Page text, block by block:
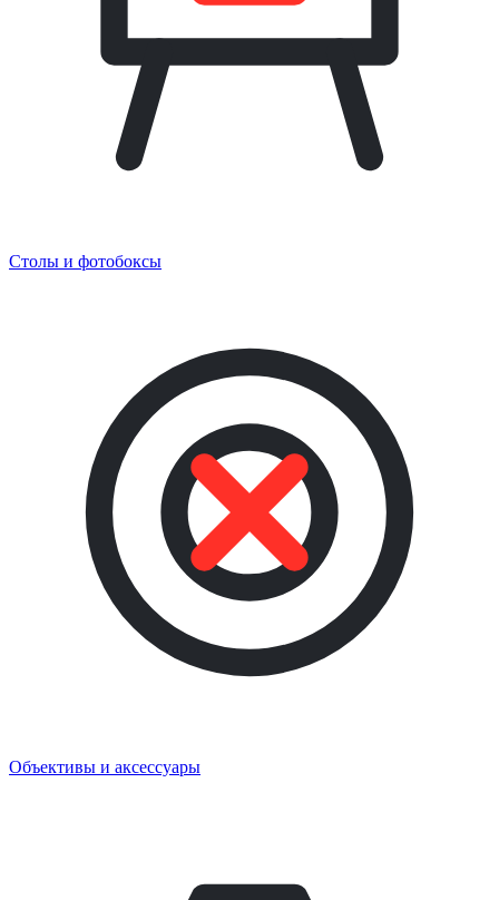
Столы и фотобоксы
Объективы и аксессуары